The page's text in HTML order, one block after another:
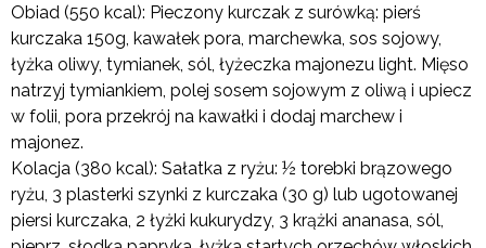
Obiad (550 kcal): Pieczony kurczak z surówką: pierś
kurczaka 150g, kawałek pora, marchewka, sos sojowy,
łyżka oliwy, tymianek, sól, łyżeczka majonezu light. Mięso
natrzyj tymiankiem, polej sosem sojowym z oliwą i upiecz
w folii, pora przekrój na kawałki i dodaj marchew i
majonez.
Kolacja (380 kcal): Sałatka z ryżu: ½ torebki brązowego
ryżu, 3 plasterki szynki z kurczaka (30 g) lub ugotowanej
piersi kurczaka, 2 łyżki kukurydzy, 3 krążki ananasa, sól,